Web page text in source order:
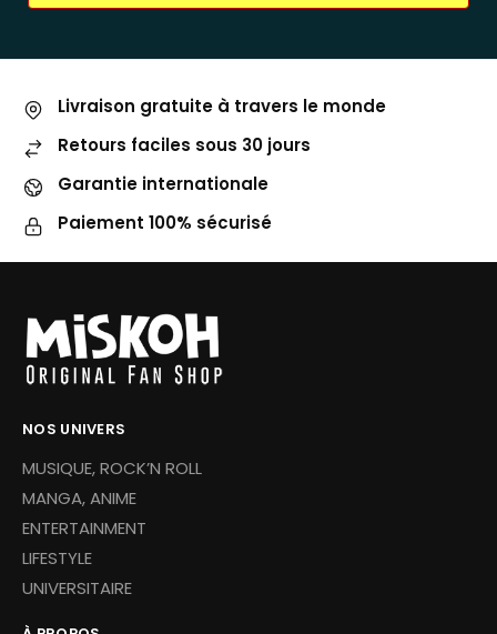
Livraison gratuite à travers le monde
Retours faciles sous 30 jours
Garantie internationale
Paiement 100% sécurisé
NOS UNIVERS
MUSIQUE, ROCK’N ROLL
MANGA, ANIME
ENTERTAINMENT
LIFESTYLE
UNIVERSITAIRE